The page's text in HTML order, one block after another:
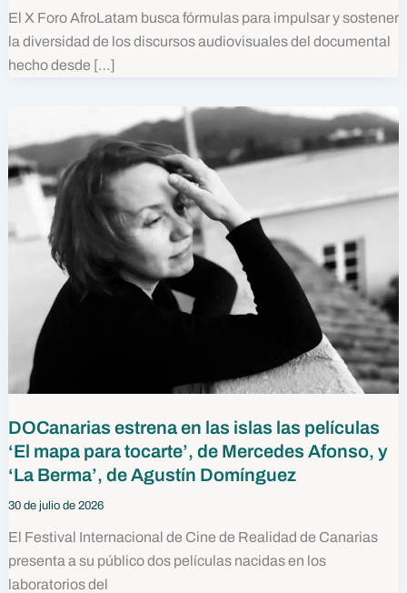
El X Foro AfroLatam busca fórmulas para impulsar y sostener
la diversidad de los discursos audiovisuales del documental
hecho desde […]
DOCanarias estrena en las islas las películas
‘El mapa para tocarte’, de Mercedes Afonso, y
‘La Berma’, de Agustín Domínguez
30 de julio de 2026
El Festival Internacional de Cine de Realidad de Canarias
presenta a su público dos películas nacidas en los
laboratorios del